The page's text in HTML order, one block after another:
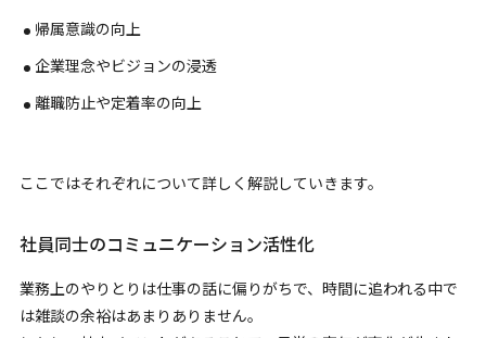
帰属意識の向上
企業理念やビジョンの浸透
離職防止や定着率の向上
ここではそれぞれについて詳しく解説していきます。
社員同士のコミュニケーション活性化
業務上のやりとりは仕事の話に偏りがちで、時間に追われる中で
は雑談の余裕はあまりありません。